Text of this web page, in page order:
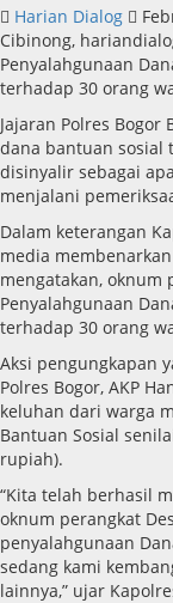
Harian Dialog
Cibinong,
Penyalahgunaan
terhadap 30 orang
Jajaran Polres
dana bantuan sosial
disinyalir sebagai
menjalani
Dalam keterangan
media
mengatakan, oknum
Penyalahgunaan
terhadap 30 orang
Aksi pengungkapan
Polres Bogor, AKP
keluhan dari warga
Bantuan Sosial
rupiah).
“Kita telah berhasil
oknum perangkat
penyalahgunaan
sedang kami
lainnya,” ujar